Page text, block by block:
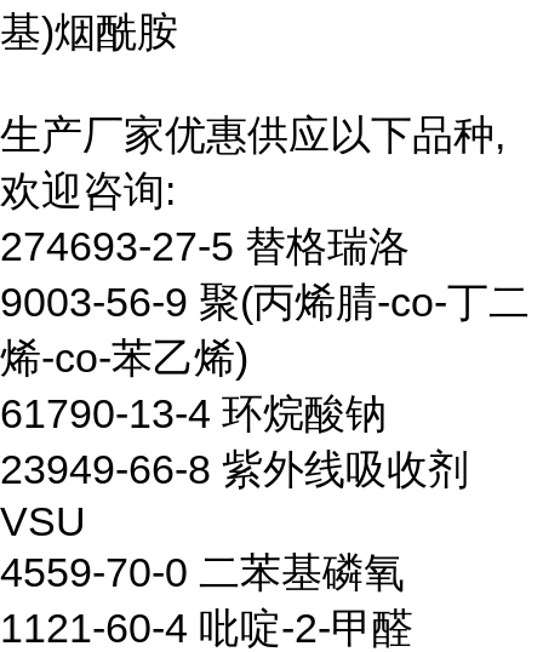
基)烟酰胺
生产厂家优惠供应以下品种,
欢迎咨询:
274693-27-5 替格瑞洛
9003-56-9 聚(丙烯腈-co-丁二
烯-co-苯乙烯)
61790-13-4 环烷酸钠
23949-66-8 紫外线吸收剂
VSU
4559-70-0 二苯基磷氧
1121-60-4 吡啶-2-甲醛